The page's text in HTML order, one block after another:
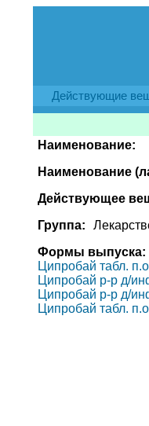
Действующие
Наименование:
Наименование
Действующее
Группа:
Формы выпуска:
Ципробай табл.
Ципробай р-р д/
Ципробай р-р д/
Ципробай табл.